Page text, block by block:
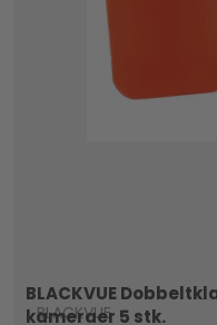
BLACKVUE
kameraer 5 stk.
BLACKVUE